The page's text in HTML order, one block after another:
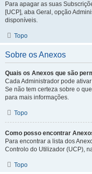
Para apagar as suas
[UCP], aba Geral, opção
disponíveis.
Topo
Sobre os Anexos
Quais os Anexos que são
Cada Administrador pode
Se não tem certeza sobre o
para mais informações.
Topo
Como posso encontrar
Para encontrar a lista dos
Controlo do Utilizador (UCP),
Topo